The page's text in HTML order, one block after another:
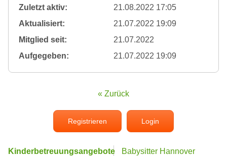
Zuletzt aktiv:
21.08.2022 17:05
Aktualisiert:
21.07.2022 19:09
Mitglied seit:
21.07.2022
Aufgegeben:
21.07.2022 19:09
« Zurück
Registrieren Login
Kinderbetreuungsangebote
Babysitter Hannover